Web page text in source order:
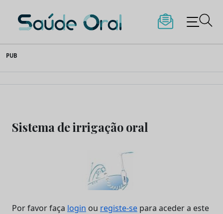
to
content
Saúde Oral
PUB
Sistema de irrigação oral
Por favor faça login ou registe-se para aceder a este